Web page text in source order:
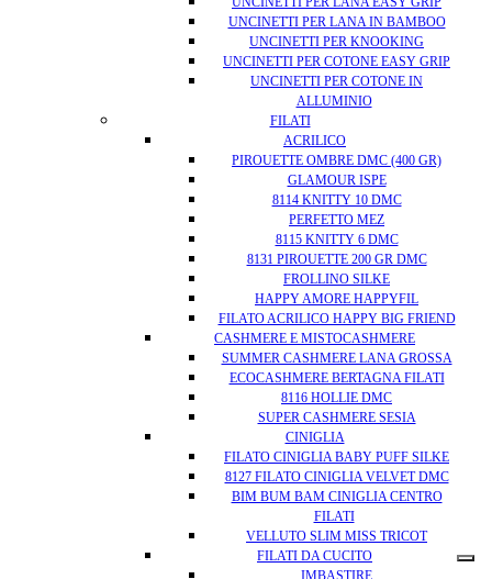
UNCINETTI PER LANA IN BAMBOO
UNCINETTI PER KNOOKING
UNCINETTI PER COTONE EASY GRIP
UNCINETTI PER COTONE IN
ALLUMINIO
FILATI
ACRILICO
PIROUETTE OMBRE DMC (400 GR)
GLAMOUR ISPE
8114 KNITTY 10 DMC
PERFETTO MEZ
8115 KNITTY 6 DMC
8131 PIROUETTE 200 GR DMC
FROLLINO SILKE
HAPPY AMORE HAPPYFIL
FILATO ACRILICO HAPPY BIG FRIEND
CASHMERE E MISTOCASHMERE
SUMMER CASHMERE LANA GROSSA
ECOCASHMERE BERTAGNA FILATI
8116 HOLLIE DMC
SUPER CASHMERE SESIA
CINIGLIA
FILATO CINIGLIA BABY PUFF SILKE
8127 FILATO CINIGLIA VELVET DMC
BIM BUM BAM CINIGLIA CENTRO
FILATI
VELLUTO SLIM MISS TRICOT
FILATI DA CUCITO
IMBASTIRE